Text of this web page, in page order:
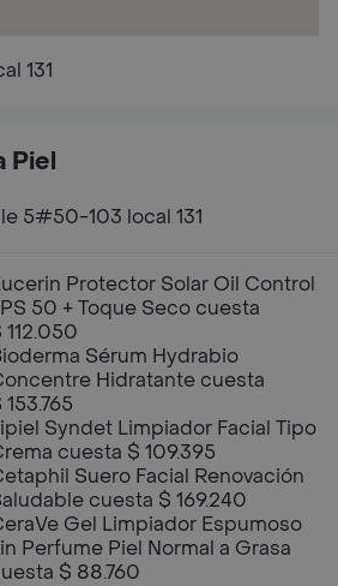
131
Piel
5#50-103 local 131
Protector Solar Oil Control
50 + Toque Seco cuesta
112.050
Sérum Hydrabio
Hidratante cuesta
153.765
Syndet Limpiador Facial Tipo
cuesta $ 109.395
Suero Facial Renovación
cuesta $ 169.240
Gel Limpiador Espumoso
Perfume Piel Normal a Grasa
$ 88.760